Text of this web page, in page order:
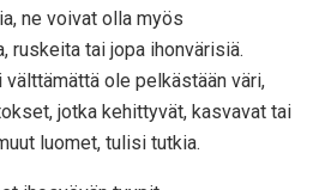
ne voivat olla myös
ruskeita tai jopa ihonvärisiä.
ole pelkästään väri,
jotka kehittyvät, kasvavat tai
luomet, tulisi tutkia.